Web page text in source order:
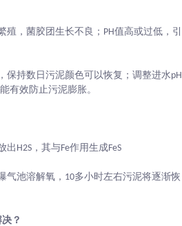
，菌胶团生长不良；PH值高或过低，引
保持数日污泥颜色可以恢复；调整进水pH
有效防止污泥膨胀。
H2S，其与Fe作用生成FeS
气池溶解氧，10多小时左右污泥将逐渐恢
？